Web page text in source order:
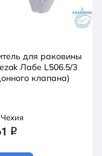
для раковины
Лабе L506.5/3
клапана)
Чехия
q